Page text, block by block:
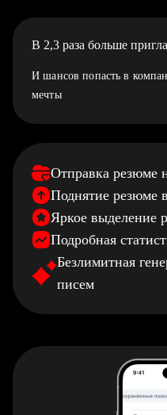
В 2,3 раза больше
И шансов попасть в
мечты
Отправка резюме
Поднятие резюме
Яркое выделение
Подробная
Безлимитная
писем